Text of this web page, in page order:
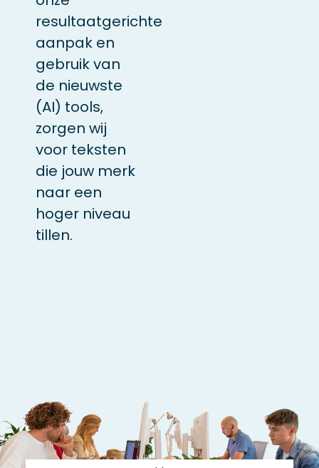
resultaatgerichte
aanpak en
gebruik van
de nieuwste
(AI) tools,
zorgen wij
voor teksten
die jouw merk
naar een
hoger niveau
tillen​.